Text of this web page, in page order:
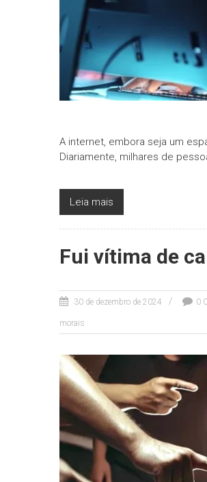
A internet, embora seja um
Diariamente, milhares de
Leia mais
Fui vítima de
30 de dezembro de 2024 0
morais